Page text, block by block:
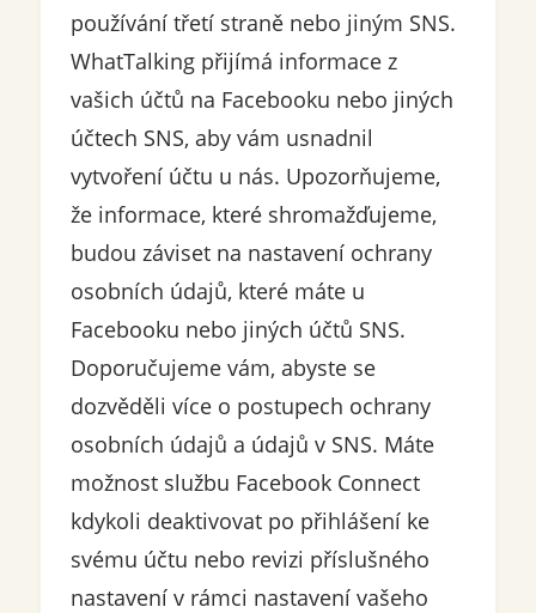
používání třetí straně nebo jiným SNS.
WhatTalking přijímá informace z
vašich účtů na Facebooku nebo jiných
účtech SNS, aby vám usnadnil
vytvoření účtu u nás. Upozorňujeme,
že informace, které shromažďujeme,
budou záviset na nastavení ochrany
osobních údajů, které máte u
Facebooku nebo jiných účtů SNS.
Doporučujeme vám, abyste se
dozvěděli více o postupech ochrany
osobních údajů a údajů v SNS. Máte
možnost službu Facebook Connect
kdykoli deaktivovat po přihlášení ke
svému účtu nebo revizi příslušného
nastavení v rámci nastavení vašeho